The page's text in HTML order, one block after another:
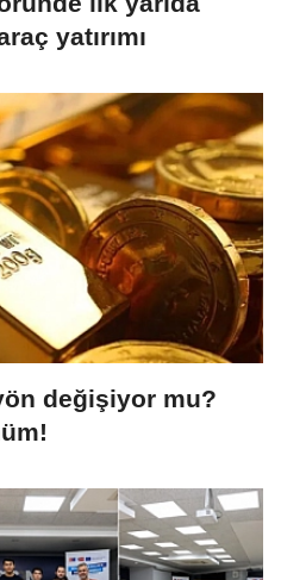
yatırımı
değişiyor mu?